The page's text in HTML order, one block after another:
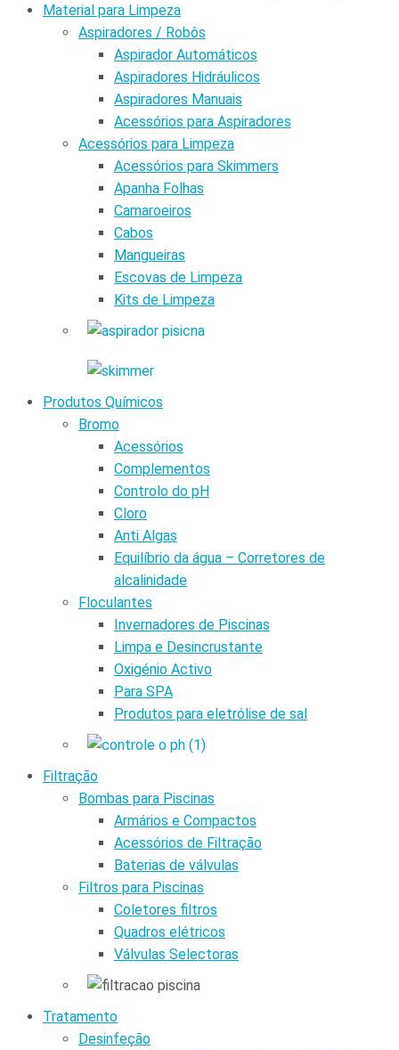
Material para Limpeza
Aspiradores / Robôs
Aspirador Automáticos
Aspiradores Hidráulicos
Aspiradores Manuais
Acessórios para Aspiradores
Acessórios para Limpeza
Acessórios para Skimmers
Apanha Folhas
Camaroeiros
Cabos
Mangueiras
Escovas de Limpeza
Kits de Limpeza
Produtos Químicos
Bromo
Acessórios
Complementos
Controlo do pH
Cloro
Anti Algas
Equilíbrio da água – Corretores de
alcalinidade
Floculantes
Invernadores de Piscinas
Limpa e Desincrustante
Oxigénio Activo
Para SPA
Produtos para eletrólise de sal
Filtração
Bombas para Piscinas
Armários e Compactos
Acessórios de Filtração
Baterias de válvulas
Filtros para Piscinas
Coletores filtros
Quadros elétricos
Válvulas Selectoras
Tratamento
Desinfeção